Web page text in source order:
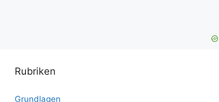
Rubriken
Grundlagen